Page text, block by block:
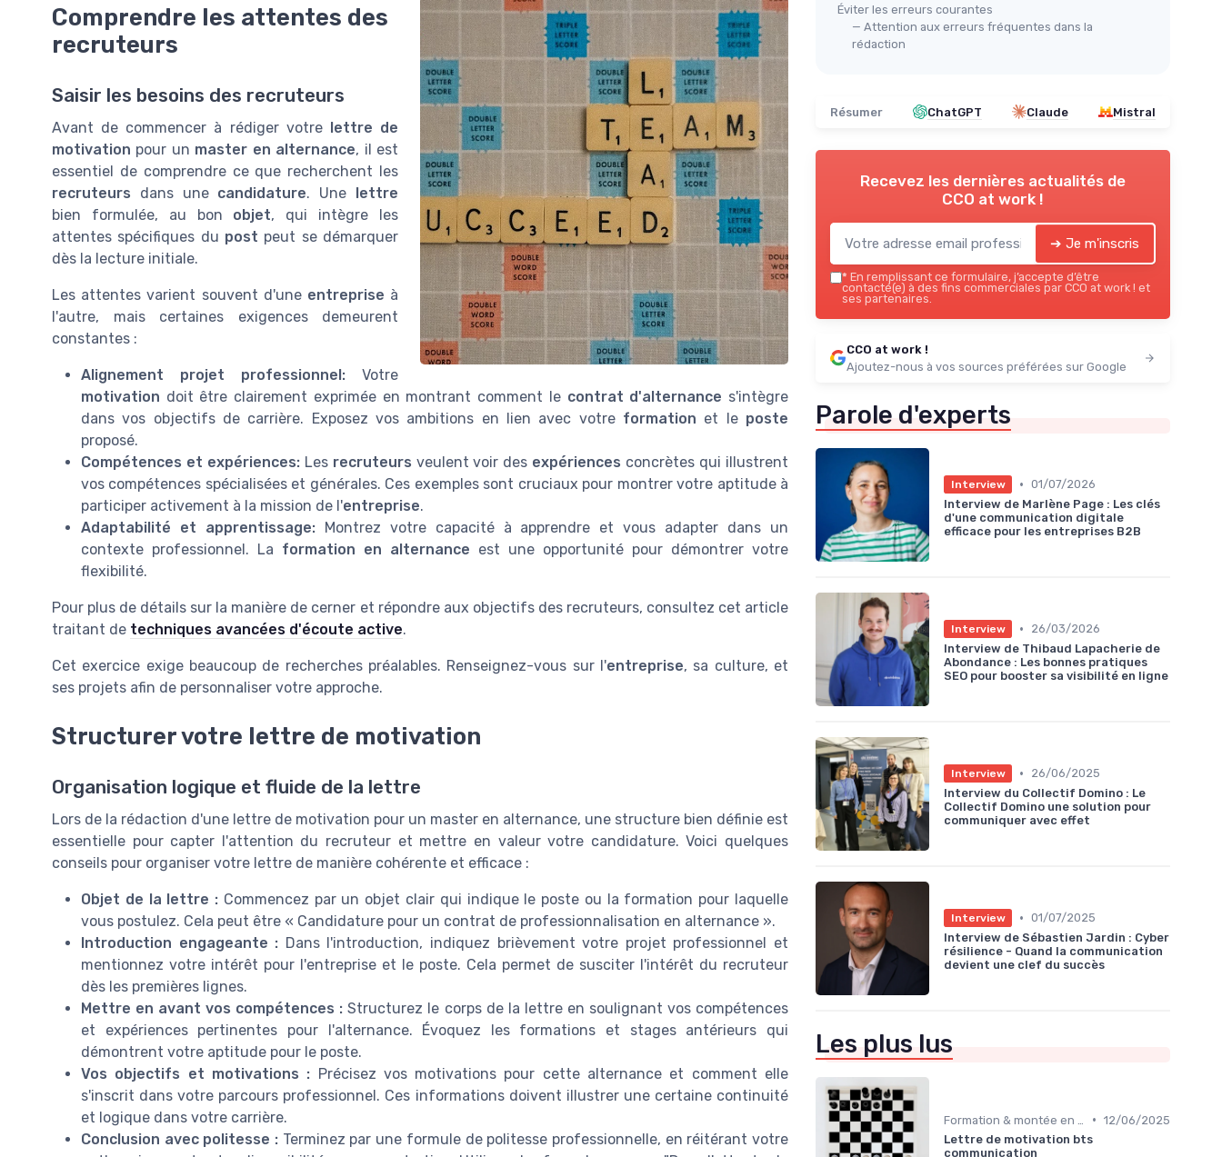
Comprendre les attentes des
recruteurs
Saisir les besoins des recruteurs
Avant de commencer à rédiger votre lettre de
motivation pour un master en alternance, il est
essentiel de comprendre ce que recherchent les
recruteurs dans une candidature. Une lettre
bien formulée, au bon objet, qui intègre les
attentes spécifiques du post peut se démarquer
dès la lecture initiale.
Les attentes varient souvent d'une entreprise à
l'autre, mais certaines exigences demeurent
constantes :
Alignement projet professionnel: Votre
motivation doit être clairement exprimée en montrant comment le contrat d'alternance s'intègre
dans vos objectifs de carrière. Exposez vos ambitions en lien avec votre formation et le poste
proposé.
Compétences et expériences:Les recruteurs veulent voir des expériences concrètes qui illustrent
vos compétences spécialisées et générales. Ces exemples sont cruciaux pour montrer votre aptitude à
participer activement à la mission de l'entreprise.
Adaptabilité et apprentissage:Montrez votre capacité à apprendre et vous adapter dans un
contexte professionnel. La formation en alternance est une opportunité pour démontrer votre
flexibilité.
Pour plus de détails sur la manière de cerner et répondre aux objectifs des recruteurs, consultez cet article
traitant de techniques avancées d'écoute active.
Cet exercice exige beaucoup de recherches préalables. Renseignez-vous sur l'entreprise, sa culture, et
ses projets afin de personnaliser votre approche.
Structurer votre lettre de motivation
Organisation logique et fluide de la lettre
Lors de la rédaction d'une lettre de motivation pour un master en alternance, une structure bien définie est
essentielle pour capter l'attention du recruteur et mettre en valeur votre candidature. Voici quelques
conseils pour organiser votre lettre de manière cohérente et efficace :
Objet de la lettre : Commencez par un objet clair qui indique le poste ou la formation pour laquelle
vous postulez. Cela peut être « Candidature pour un contrat de professionnalisation en alternance ».
Introduction engageante : Dans l'introduction, indiquez brièvement votre projet professionnel et
mentionnez votre intérêt pour l'entreprise et le poste. Cela permet de susciter l'intérêt du recruteur
dès les premières lignes.
Mettre en avant vos compétences : Structurez le corps de la lettre en soulignant vos compétences
et expériences pertinentes pour l'alternance. Évoquez les formations et stages antérieurs qui
démontrent votre aptitude pour le poste.
Vos objectifs et motivations : Précisez vos motivations pour cette alternance et comment elle
s'inscrit dans votre parcours professionnel. Ces informations doivent illustrer une certaine continuité
et logique dans votre carrière.
Conclusion avec politesse : Terminez par une formule de politesse professionnelle, en réitérant votre
Éviter les erreurs courantes
— Attention aux erreurs fréquentes dans la
rédaction
Résumer ChatGPT Claude Mistral
Recevez les dernières actualités de
CCO at work !
➔ Je m'inscris
* En remplissant ce formulaire, j’accepte d’être
contacté(e) à des fins commerciales par CCO at work ! et
ses partenaires.
CCO at work !
Ajoutez-nous à vos sources préférées sur Google
Parole d'experts
Interview • 01/07/2026
Interview de Marlène Page : Les clés
d'une communication digitale
efficace pour les entreprises B2B
Interview •
26/03/2026
Interview de Thibaud Lapacherie de
Abondance : Les bonnes pratiques
SEO pour booster sa visibilité en ligne
Interview •
26/06/2025
Interview du Collectif Domino : Le
Collectif Domino une solution pour
communiquer avec effet
Interview • 01/07/2025
Interview de Sébastien Jardin : Cyber
résilience - Quand la communication
devient une clef du succès
Les plus lus
• 12/06/2025
Lettre de motivation bts
communication